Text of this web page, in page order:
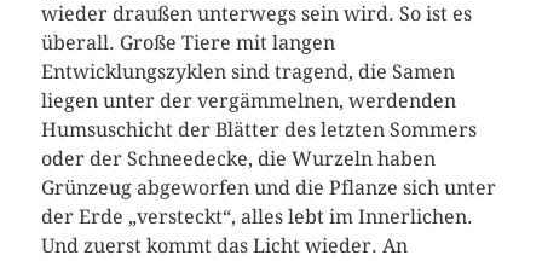
wieder draußen unterwegs sein wird. So ist es
überall. Große Tiere mit langen
Entwicklungszyklen sind tragend, die Samen
liegen unter der vergämmelnen, werdenden
Humsuschicht der Blätter des letzten Sommers
oder der Schneedecke, die Wurzeln haben
Grünzeug abgeworfen und die Pflanze sich unter
der Erde „versteckt“, alles lebt im Innerlichen.
Und zuerst kommt das Licht wieder. An